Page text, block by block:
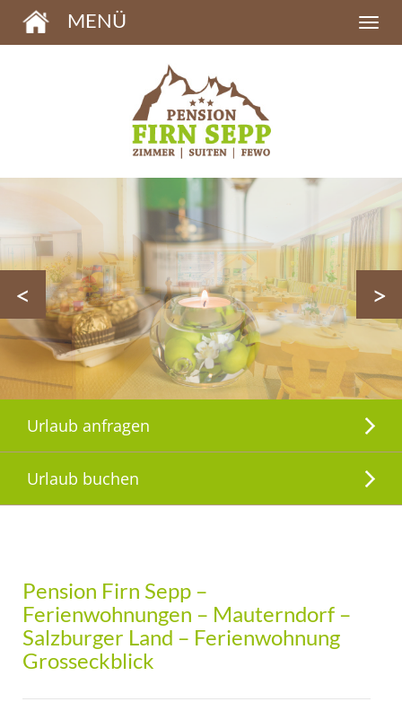
MENÜ
< >
Urlaub anfragen
Urlaub buchen
Pension Firn Sepp –
Ferienwohnungen – Mauterndorf –
Salzburger Land – Ferienwohnung
Grosseckblick